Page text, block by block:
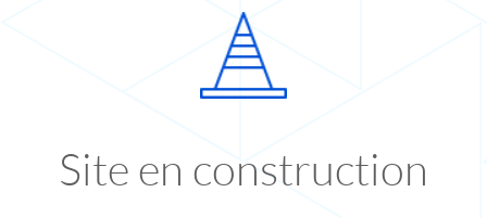
Site en construction